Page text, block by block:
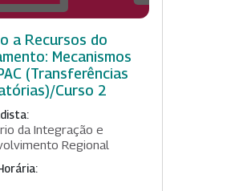
a Recursos do
Mecanismos
(Transferências
Curso 2
da Integração e
Regional